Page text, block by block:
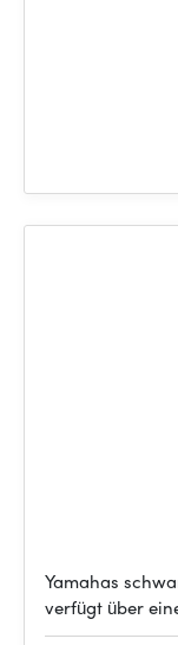
Yamahas
verfügt über